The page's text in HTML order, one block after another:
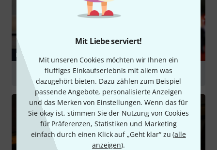
Mit Liebe serviert!
Mit unseren Cookies möchten wir Ihnen ein
fluffiges Einkaufserlebnis mit allem was
dazugehört bieten. Dazu zählen zum Beispiel
passende Angebote, personalisierte Anzeigen
und das Merken von Einstellungen. Wenn das für
Sie okay ist, stimmen Sie der Nutzung von Cookies
für Präferenzen, Statistiken und Marketing
einfach durch einen Klick auf „Geht klar“ zu (alle
anzeigen).
RATGEBER
Einsteiger Drumsets